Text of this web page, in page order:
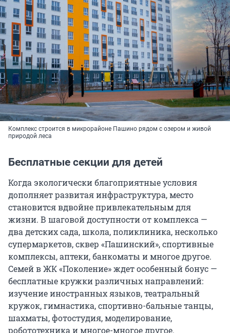
Комплекс строится в микрорайоне Пашино рядом с озером и живой
природой леса
Бесплатные секции для детей
Когда экологически благоприятные условия
дополняет развитая инфраструктура, место
становится вдвойне привлекательным для
жизни. В шаговой доступности от комплекса —
два детских сада, школа, поликлиника, несколько
супермаркетов, сквер «Пашинский», спортивные
комплексы, аптеки, банкоматы и многое другое.
Семей в ЖК «Поколение» ждет особенный бонус —
бесплатные кружки различных направлений:
изучение иностранных языков, театральный
кружок, гимнастика, спортивно-бальные танцы,
шахматы, фотостудия, моделирование,
робототехника и многое-многое другое.